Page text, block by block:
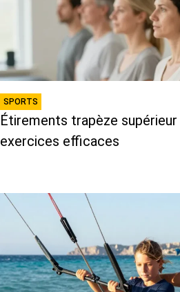
SPORTS
Étirements trapèze
exercices efficaces